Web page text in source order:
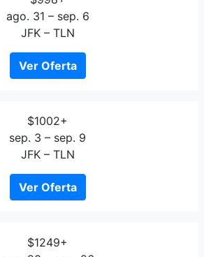
ago. 31 – sep. 6
JFK – TLN
Ver Oferta
$1002+
sep. 3 – sep. 9
JFK – TLN
Ver Oferta
$1249+